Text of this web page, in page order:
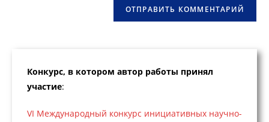
Конкурс, в котором автор работы принял
участие:
VI Международный конкурс инициативных научно-